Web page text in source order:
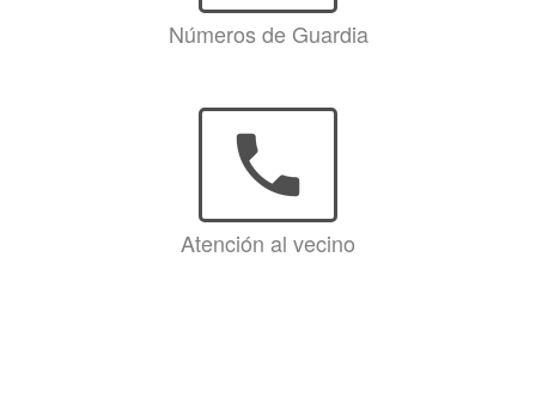
Números de Guardia
phone
Atención al vecino